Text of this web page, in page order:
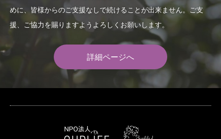
めに、皆様からのご支援なしで続けることが出来ません。ご支
援、ご協力を賜りますようよろしくお願いします。
詳細ページへ